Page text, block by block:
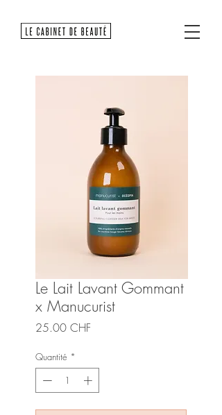
Le Lait Lavant Gommant
x Manucurist
25.00 CHF
Quantité *